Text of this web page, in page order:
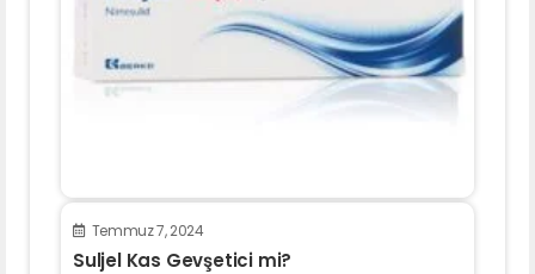
Temmuz 7, 2024
Suljel Kas Gevşetici mi?